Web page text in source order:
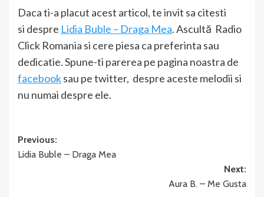
Daca ti-a placut acest articol, te invit sa citesti
si despre Lidia Buble – Draga Mea. Ascultă Radio
Click Romania si cere piesa ca preferinta sau
dedicatie. Spune-ti parerea pe pagina noastra de
facebooksau pe twitter, despre aceste melodii si
nu numai despre ele.
Post
navigation
Previous:
Lidia Buble – Draga Mea
Next:
Aura B. – Me Gusta